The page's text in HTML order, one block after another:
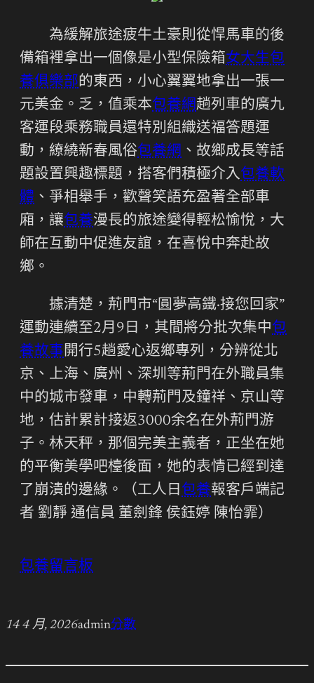
為緩解旅途疲牛土豪則從悍馬車的後
備箱裡拿出一個像是小型保險箱女大生包
養俱樂部的東西，小心翼翼地拿出一張一
元美金。乏，值乘本包養網趟列車的廣九
客運段乘務職員還特別組織送福答題運
動，繚繞新春風俗包養網 、故鄉成長等話
題設置興趣標題，搭客們積極介入包養軟
體 、爭相舉手，歡聲笑語充盈著全部車
廂，讓包養漫長的旅途變得輕松愉悅，大
師在互動中促進友誼，在喜悅中奔赴故
鄉。
據清楚，荊門市“圓夢高鐵·接您回家”
運動連續至2月9日，其間將分批次集中包
養故事開行5趟愛心返鄉專列，分辨從北
京、上海、廣州、深圳等荊門在外職員集
中的城市發車，中轉荊門及鐘祥、京山等
地，估計累計接返3000余名在外荊門游
子。林天秤，那個完美主義者，正坐在她
的平衡美學吧檯後面，她的表情已經到達
了崩潰的邊緣。（工人日包養報客戶端記
者 劉靜 通信員 董劍鋒 侯鈺婷 陳怡霏）
包養留言板
14 4 月, 2026admin分數